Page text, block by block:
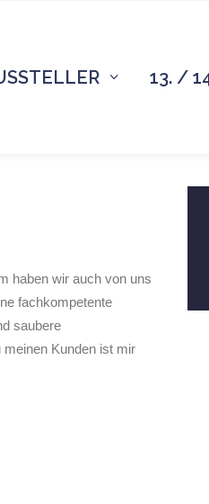
13. /
haben wir auch von uns
fachkompetente
saubere
Kunden ist mir